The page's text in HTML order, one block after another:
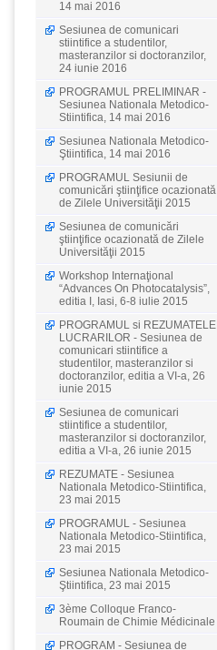
14 mai 2016
Sesiunea de comunicari
stiintifice a studentilor,
masteranzilor si doctoranzilor,
24 iunie 2016
PROGRAMUL PRELIMINAR -
Sesiunea Nationala Metodico-
Stiintifica, 14 mai 2016
Sesiunea Nationala Metodico-
Ştiintifica, 14 mai 2016
PROGRAMUL Sesiunii de
comunicări ştiinţifice ocazionată
de Zilele Universităţii 2015
Sesiunea de comunicări
ştiinţifice ocazionată de Zilele
Universităţii 2015
Workshop Internaţional
“Advances On Photocatalysis”,
editia I, Iasi, 6-8 iulie 2015
PROGRAMUL si REZUMATELE
LUCRARILOR - Sesiunea de
comunicari stiintifice a
studentilor, masteranzilor si
doctoranzilor, editia a VI-a, 26
iunie 2015
Sesiunea de comunicari
stiintifice a studentilor,
masteranzilor si doctoranzilor,
editia a VI-a, 26 iunie 2015
REZUMATE - Sesiunea
Nationala Metodico-Stiintifica,
23 mai 2015
PROGRAMUL - Sesiunea
Nationala Metodico-Stiintifica,
23 mai 2015
Sesiunea Nationala Metodico-
Ştiintifica, 23 mai 2015
3ème Colloque Franco-
Roumain de Chimie Médicinale
PROGRAM - Sesiunea de